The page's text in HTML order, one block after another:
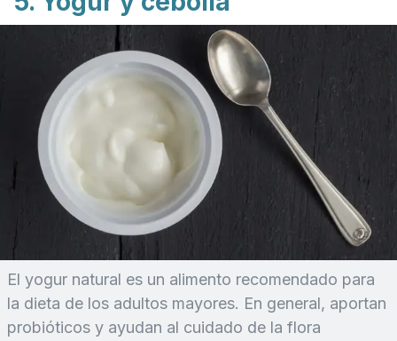
El yogur natural es un alimento recomendado para
la dieta de los adultos mayores. En general, aportan
probióticos y ayudan al cuidado de la flora